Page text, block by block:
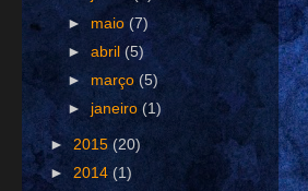
► maio (7)
►abril(5)
► março(5)
► janeiro(1)
► 2015 (20)
► 2014 (1)